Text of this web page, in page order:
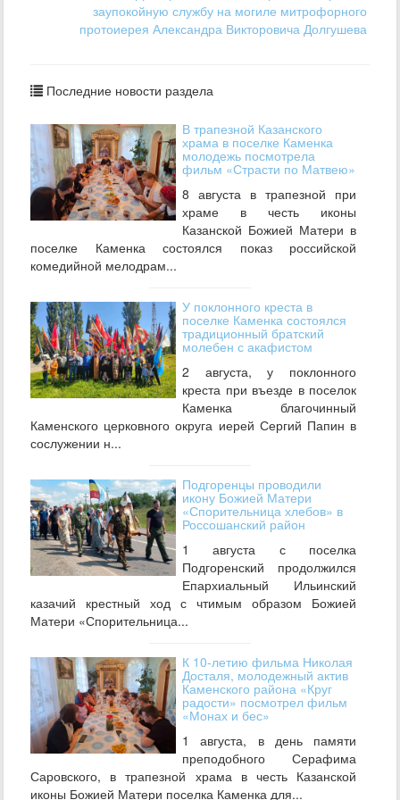
заупокойную службу на могиле митрофорного
протоиерея Александра Викторовича Долгушева
Последние новости раздела
В трапезной Казанского
храма в поселке Каменка
молодежь посмотрела
фильм «Страсти по Матвею»
8 августа в трапезной при
храме в честь иконы
Казанской Божией Матери в
поселке Каменка состоялся показ российской
комедийной мелодрам...
У поклонного креста в
поселке Каменка состоялся
традиционный братский
молебен с акафистом
2 августа, у поклонного
креста при въезде в поселок
Каменка благочинный
Каменского церковного округа иерей Сергий Папин в
сослужении н...
Подгоренцы проводили
икону Божией Матери
«Спорительница хлебов» в
Россошанский район
1 августа с поселка
Подгоренский продолжился
Епархиальный Ильинский
казачий крестный ход с чтимым образом Божией
Матери «Спорительница...
К 10-летию фильма Николая
Досталя, молодежный актив
Каменского района «Круг
радости» посмотрел фильм
«Монах и бес»
1 августа, в день памяти
преподобного Серафима
Саровского, в трапезной храма в честь Казанской
иконы Божией Матери поселка Каменка для...